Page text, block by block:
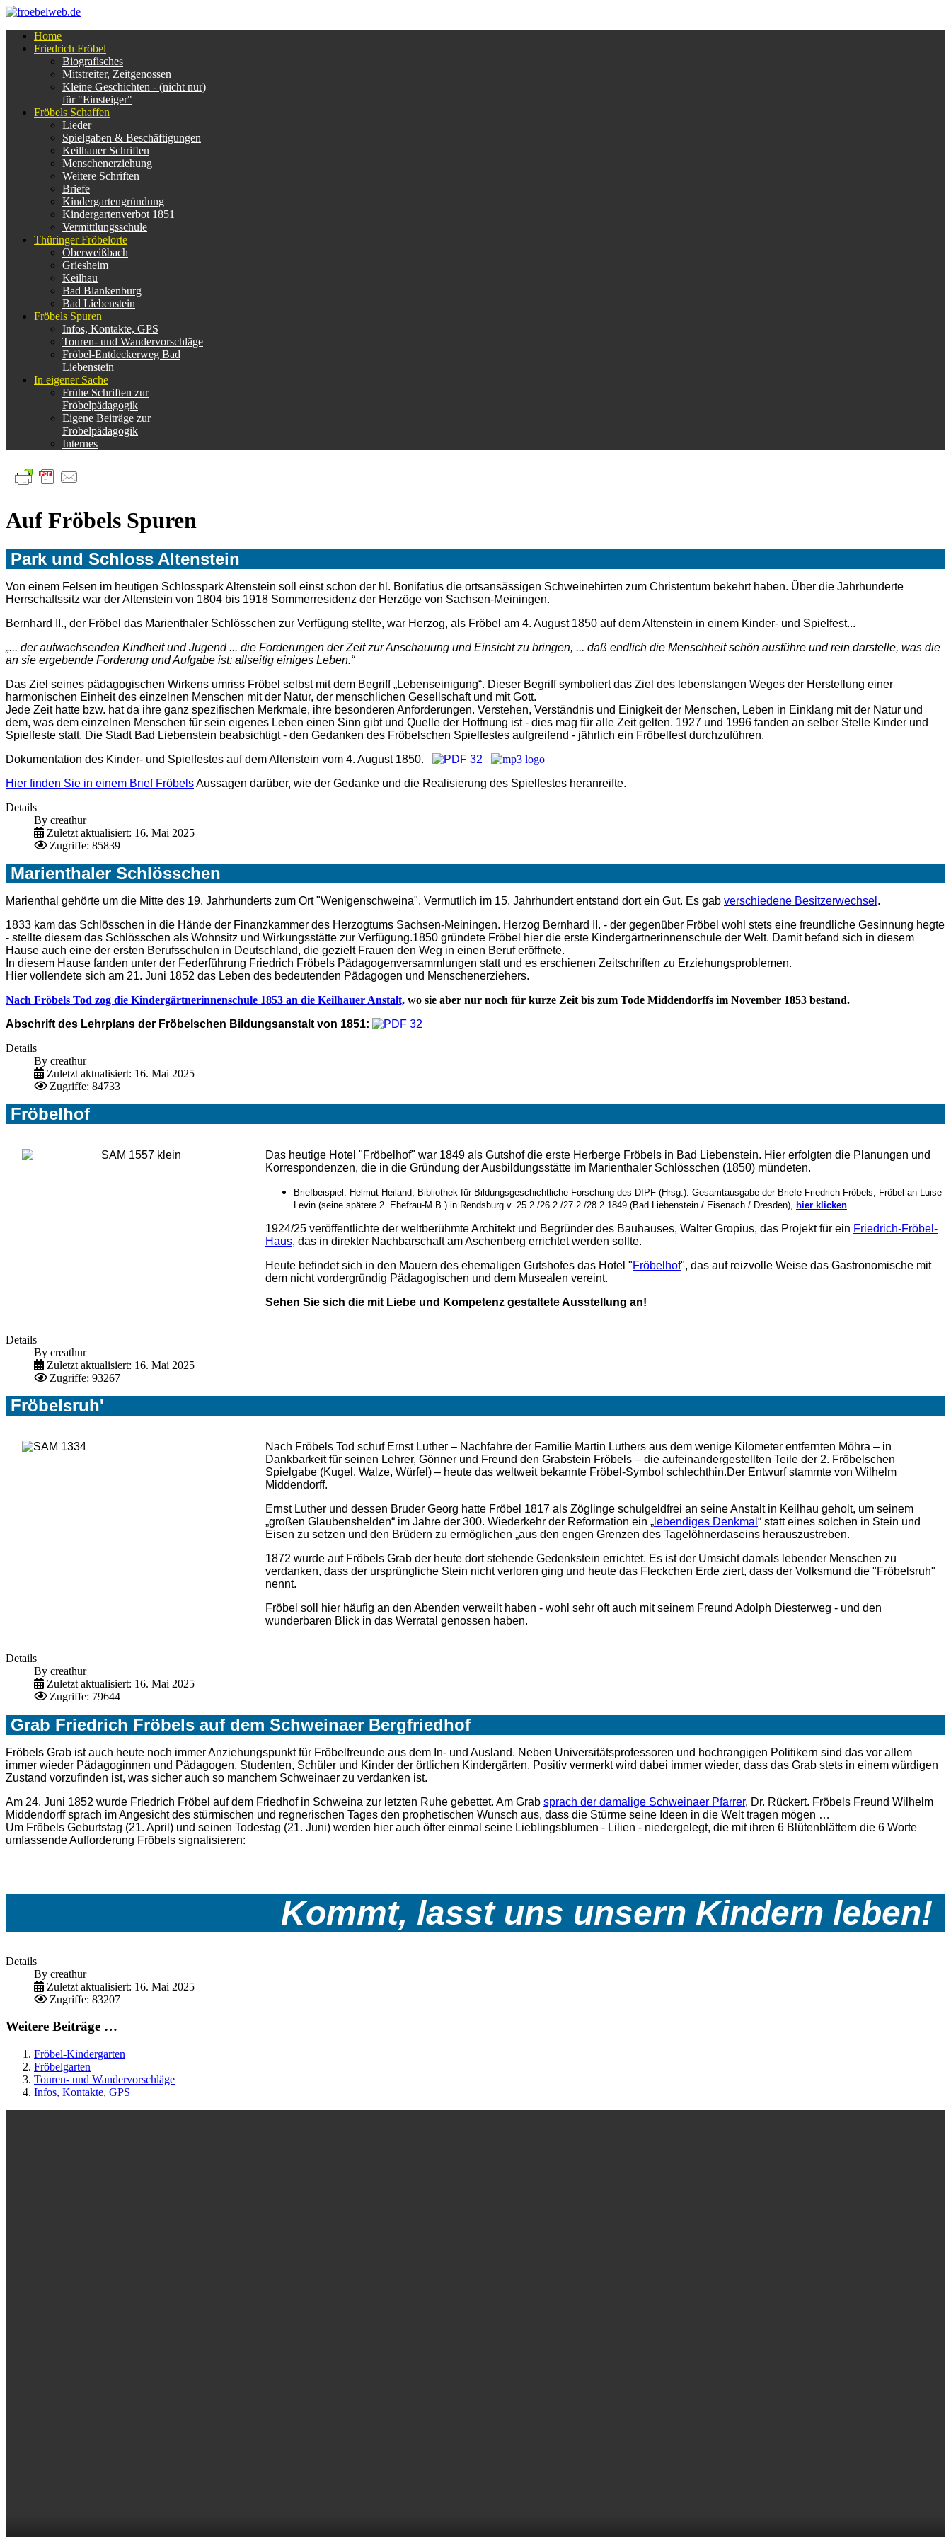
Home
Friedrich Fröbel
Biografisches
Mitstreiter, Zeitgenossen
Kleine Geschichten - (nicht nur)
für "Einsteiger"
Fröbels Schaffen
Lieder
Spielgaben & Beschäftigungen
Keilhauer Schriften
Menschenerziehung
Weitere Schriften
Briefe
Kindergartengründung
Kindergartenverbot 1851
Vermittlungsschule
Thüringer Fröbelorte
Oberweißbach
Griesheim
Keilhau
Bad Blankenburg
Bad Liebenstein
Fröbels Spuren
Infos, Kontakte, GPS
Touren- und Wandervorschläge
Fröbel-Entdeckerweg Bad
Liebenstein
In eigener Sache
Frühe Schriften zur
Fröbelpädagogik
Eigene Beiträge zur
Fröbelpädagogik
Internes
Auf Fröbels Spuren
Park und Schloss Altenstein
Von einem Felsen im heutigen Schlosspark Altenstein soll einst schon der hl. Bonifatius die ortsansässigen Schweinehirten zum Christentum bekehrt haben. Über die Jahrhunderte
Herrschaftssitz war der Altenstein von 1804 bis 1918 Sommerresidenz der Herzöge von Sachsen-Meiningen.
Bernhard II., der Fröbel das Marienthaler Schlösschen zur Verfügung stellte, war Herzog, als Fröbel am 4. August 1850 auf dem Altenstein in einem Kinder- und Spielfest...
„... der aufwachsenden Kindheit und Jugend ... die Forderungen der Zeit zur Anschauung und Einsicht zu bringen, ... daß endlich die Menschheit schön ausführe und rein darstelle, was die
an sie ergebende Forderung und Aufgabe ist: allseitig einiges Leben.“
Das Ziel seines pädagogischen Wirkens umriss Fröbel selbst mit dem Begriff „Lebenseinigung“. Dieser Begriff symboliert das Ziel des lebenslangen Weges der Herstellung einer
harmonischen Einheit des einzelnen Menschen mit der Natur, der menschlichen Gesellschaft und mit Gott.
Jede Zeit hatte bzw. hat da ihre ganz spezifischen Merkmale, ihre besonderen Anforderungen. Verstehen, Verständnis und Einigkeit der Menschen, Leben in Einklang mit der Natur und
dem, was dem einzelnen Menschen für sein eigenes Leben einen Sinn gibt und Quelle der Hoffnung ist - dies mag für alle Zeit gelten. 1927 und 1996 fanden an selber Stelle Kinder und
Spielfeste statt. Die Stadt Bad Liebenstein beabsichtigt - den Gedanken des Fröbelschen Spielfestes aufgreifend - jährlich ein Fröbelfest durchzuführen.
Dokumentation des Kinder- und Spielfestes auf dem Altenstein vom 4. August 1850.
Hier finden Sie in einem Brief FröbelsAussagen darüber, wie der Gedanke und die Realisierung des Spielfestes heranreifte.
Details
By creathur
Zuletzt aktualisiert: 16. Mai 2025
Zugriffe: 85839
Marienthaler Schlösschen
Marienthal gehörte um die Mitte des 19. Jahrhunderts zum Ort "Wenigenschweina". Vermutlich im 15. Jahrhundert entstand dort ein Gut. Es gab verschiedene Besitzerwechsel .
1833 kam das Schlösschen in die Hände der Finanzkammer des Herzogtums Sachsen-Meiningen. Herzog Bernhard II. - der gegenüber Fröbel wohl stets eine freundliche Gesinnung hegte
- stellte diesem das Schlösschen als Wohnsitz und Wirkungsstätte zur Verfügung.1850 gründete Fröbel hier die erste Kindergärtnerinnenschule der Welt. Damit befand sich in diesem
Hause auch eine der ersten Berufsschulen in Deutschland, die gezielt Frauen den Weg in einen Beruf eröffnete.
In diesem Hause fanden unter der Federführung Friedrich Fröbels Pädagogenversammlungen statt und es erschienen Zeitschriften zu Erziehungsproblemen.
Hier vollendete sich am 21. Juni 1852 das Leben des bedeutenden Pädagogen und Menschenerziehers.
Nach Fröbels Tod zog die Kindergärtnerinnenschule 1853 an die Keilhauer Anstalt, wo sie aber nur noch für kurze Zeit bis zum Tode Middendorffs im November 1853 bestand.
Abschrift des Lehrplans der Fröbelschen Bildungsanstalt von 1851:
Details
By creathur
Zuletzt aktualisiert: 16. Mai 2025
Zugriffe: 84733
Fröbelhof
Das heutige Hotel "Fröbelhof" war 1849 als Gutshof die erste Herberge Fröbels in Bad Liebenstein. Hier erfolgten die Planungen und
Korrespondenzen, die in die Gründung der Ausbildungsstätte im Marienthaler Schlösschen (1850) mündeten.
Briefbeispiel: Helmut Heiland, Bibliothek für Bildungsgeschichtliche Forschung des DIPF (Hrsg.): Gesamtausgabe der Briefe Friedrich Fröbels, Fröbel an Luise
Levin (seine spätere 2. Ehefrau-M.B.) in Rendsburg v. 25.2./26.2./27.2./28.2.1849 (Bad Liebenstein / Eisenach / Dresden), hier klicken
1924/25 veröffentlichte der weltberühmte Architekt und Begründer des Bauhauses, Walter Gropius, das Projekt für ein Friedrich-Fröbel-
Haus, das in direkter Nachbarschaft am Aschenberg errichtet werden sollte.
Heute befindet sich in den Mauern des ehemaligen Gutshofes das Hotel "Fröbelhof", das auf reizvolle Weise das Gastronomische mit
dem nicht vordergründig Pädagogischen und dem Musealen vereint.
Sehen Sie sich die mit Liebe und Kompetenz gestaltete Ausstellung an!
Details
By creathur
Zuletzt aktualisiert: 16. Mai 2025
Zugriffe: 93267
Fröbelsruh'
Nach Fröbels Tod schuf Ernst Luther – Nachfahre der Familie Martin Luthers aus dem wenige Kilometer entfernten Möhra – in
Dankbarkeit für seinen Lehrer, Gönner und Freund den Grabstein Fröbels – die aufeinandergestellten Teile der 2. Fröbelschen
Spielgabe (Kugel, Walze, Würfel) – heute das weltweit bekannte Fröbel-Symbol schlechthin.Der Entwurf stammte von Wilhelm
Middendorff.
Ernst Luther und dessen Bruder Georg hatte Fröbel 1817 als Zöglinge schulgeldfrei an seine Anstalt in Keilhau geholt, um seinem
„großen Glaubenshelden“ im Jahre der 300. Wiederkehr der Reformation ein „ lebendiges Denkmal “ statt eines solchen in Stein und
Eisen zu setzen und den Brüdern zu ermöglichen „aus den engen Grenzen des Tagelöhnerdaseins herauszustreben.
1872 wurde auf Fröbels Grab der heute dort stehende Gedenkstein errichtet. Es ist der Umsicht damals lebender Menschen zu
verdanken, dass der ursprüngliche Stein nicht verloren ging und heute das Fleckchen Erde ziert, dass der Volksmund die "Fröbelsruh"
nennt.
Fröbel soll hier häufig an den Abenden verweilt haben - wohl sehr oft auch mit seinem Freund Adolph Diesterweg - und den
wunderbaren Blick in das Werratal genossen haben.
Details
By creathur
Zuletzt aktualisiert: 16. Mai 2025
Zugriffe: 79644
Grab Friedrich Fröbels auf dem Schweinaer Bergfriedhof
Fröbels Grab ist auch heute noch immer Anziehungspunkt für Fröbelfreunde aus dem In- und Ausland. Neben Universitätsprofessoren und hochrangigen Politikern sind das vor allem
immer wieder Pädagoginnen und Pädagogen, Studenten, Schüler und Kinder der örtlichen Kindergärten. Positiv vermerkt wird dabei immer wieder, dass das Grab stets in einem würdigen
Zustand vorzufinden ist, was sicher auch so manchem Schweinaer zu verdanken ist.
Am 24. Juni 1852 wurde Friedrich Fröbel auf dem Friedhof in Schweina zur letzten Ruhe gebettet. Am Grab sprach der damalige Schweinaer Pfarrer, Dr. Rückert. Fröbels Freund Wilhelm
Middendorff sprach im Angesicht des stürmischen und regnerischen Tages den prophetischen Wunsch aus, dass die Stürme seine Ideen in die Welt tragen mögen …
Um Fröbels Geburtstag (21. April) und seinen Todestag (21. Juni) werden hier auch öfter einmal seine Lieblingsblumen - Lilien - niedergelegt, die mit ihren 6 Blütenblättern die 6 Worte
umfassende Aufforderung Fröbels signalisieren:
Kommt, lasst uns unsern Kindern leben!
Details
By creathur
Zuletzt aktualisiert: 16. Mai 2025
Zugriffe: 83207
Weitere Beiträge …
Fröbel-Kindergarten
Fröbelgarten
Touren- und Wandervorschläge
Infos, Kontakte, GPS